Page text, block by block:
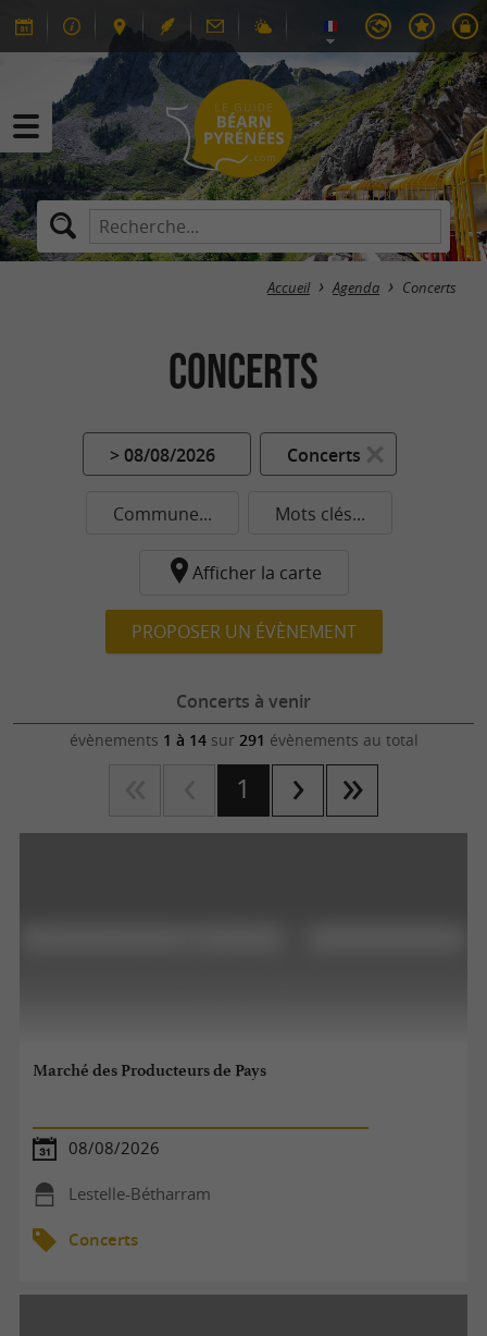
Accueil Agenda Concerts
Concerts
> 08/08/2026 Concerts
Commune... Mots clés...
Afficher la carte
PROPOSER UN ÉVÈNEMENT
Concerts à venir
évènements 1 à 14sur 291 évènements au total
1
Marché des Producteurs de Pays
08/08/2026
Lestelle-Bétharram
Concerts